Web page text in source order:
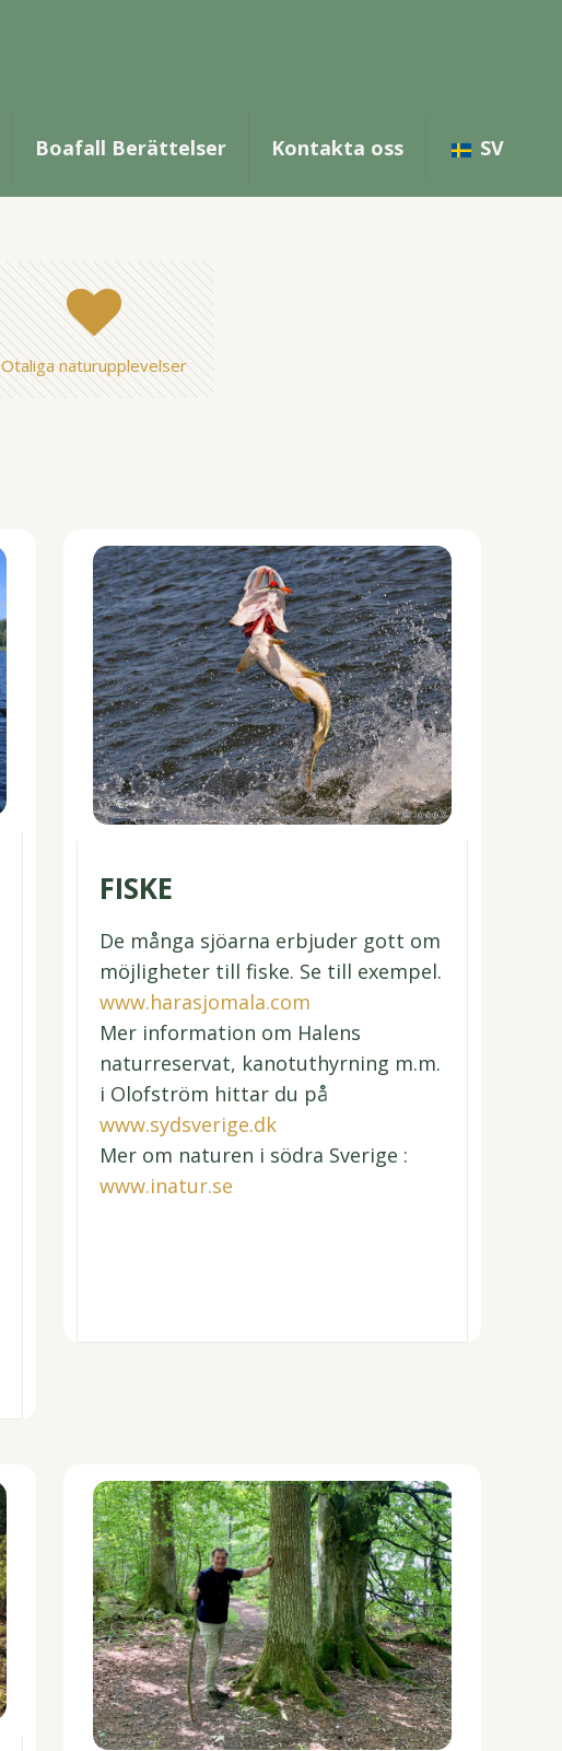
Boafall Berättelser Kontakta oss SV
Otaliga naturupplevelser
FISKE
De många sjöarna erbjuder gott om
möjligheter till fiske. Se till exempel.
www.harasjomala.com
Mer information om Halens
naturreservat, kanotuthyrning m.m.
i Olofström hittar du på
www.sydsverige.dk
Mer om naturen i södra Sverige :
www.inatur.se